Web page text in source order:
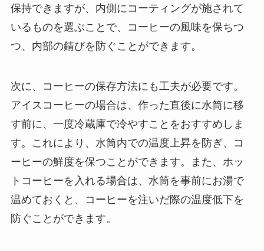
保持できますが、内側にコーティングが施されて
いるものを選ぶことで、コーヒーの風味を保ちつ
つ、内部の錆びを防ぐことができます。
次に、コーヒーの保存方法にも工夫が必要です。
アイスコーヒーの場合は、作った直後に水筒に移
す前に、一度冷蔵庫で冷やすことをおすすめしま
す。これにより、水筒内での温度上昇を防ぎ、コ
ーヒーの鮮度を保つことができます。また、ホッ
トコーヒーを入れる場合は、水筒を事前にお湯で
温めておくと、コーヒーを注いだ際の温度低下を
防ぐことができます。